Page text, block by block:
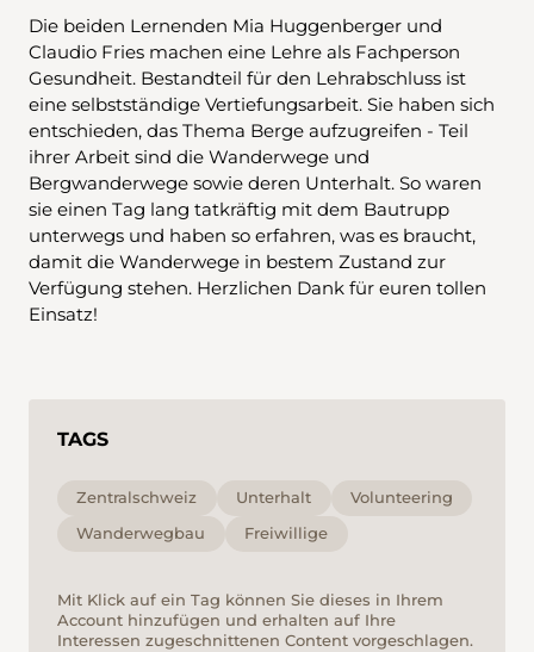
Die beiden Lernenden Mia Huggenberger und
Claudio Fries machen eine Lehre als Fachperson
Gesundheit. Bestandteil für den Lehrabschluss ist
eine selbstständige Vertiefungsarbeit. Sie haben sich
entschieden, das Thema Berge aufzugreifen - Teil
ihrer Arbeit sind die Wanderwege und
Bergwanderwege sowie deren Unterhalt. So waren
sie einen Tag lang tatkräftig mit dem Bautrupp
unterwegs und haben so erfahren, was es braucht,
damit die Wanderwege in bestem Zustand zur
Verfügung stehen. Herzlichen Dank für euren tollen
Einsatz!
TAGS
Zentralschweiz Unterhalt
Volunteering
Wanderwegbau
Freiwillige
Mit Klick auf ein Tag können Sie dieses in Ihrem
Account hinzufügen und erhalten auf Ihre
Interessen zugeschnittenen Content vorgeschlagen.